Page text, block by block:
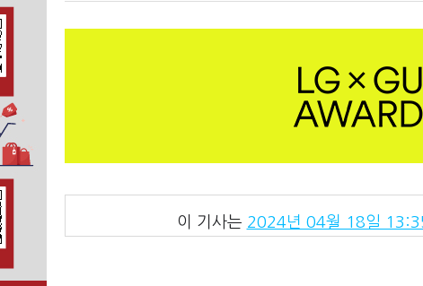
이 기사는 2024년 04월 18일